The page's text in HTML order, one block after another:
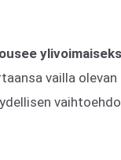
vailla